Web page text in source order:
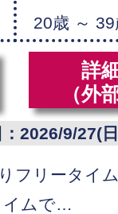
20歳 ～
詳
（外
2026/9/27(
フリータイ
イムで…